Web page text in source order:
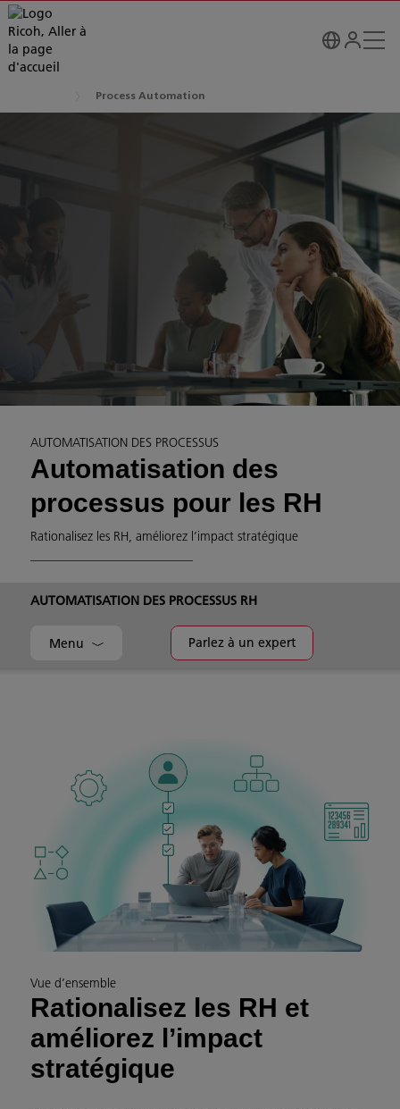
Process Automation
AUTOMATISATION DES PROCESSUS
Automatisation des
processus pour les RH
Rationalisez les RH, améliorez l’impact stratégique
AUTOMATISATION DES PROCESSUS RH
Menu Parlez à un expert
Vue d’ensemble
Rationalisez les RH et
améliorez l’impact
stratégique